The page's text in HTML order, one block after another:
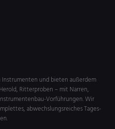
und bieten außerdem
Ritterproben – mit Narren,
Vorführungen. Wir
abwechslungsreiches Tages-